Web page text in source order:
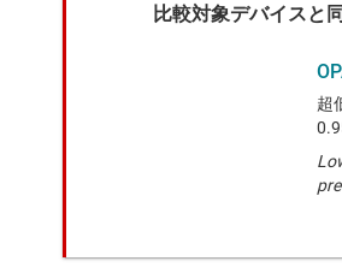
比較対象デバイスと
超